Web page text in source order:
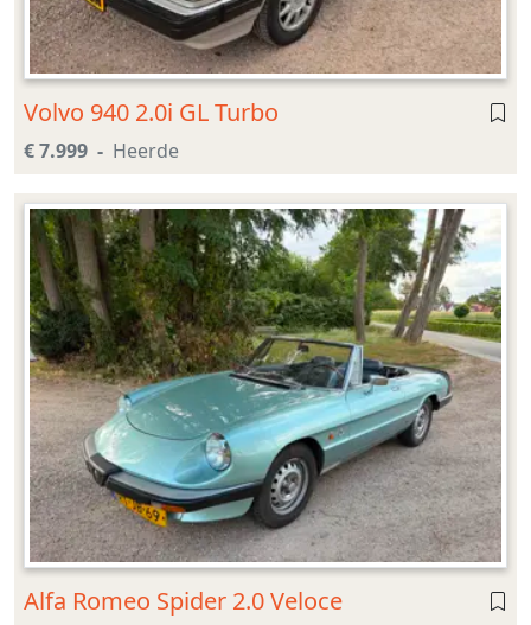
Volvo 940 2.0i GL Turbo
€ 7.999 Heerde
Alfa Romeo Spider 2.0 Veloce